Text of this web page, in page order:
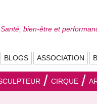
Santé, bien-être et
BLOGS ASSOCIATION
CIRQUE